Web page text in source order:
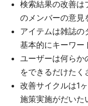
検索結果の改善は
のメンバーの意見
アイテムは雑誌の
基本的にキーワー
ユーザーは何らか
をできるだけたく
改善サイクルは1
施策実施がだいた